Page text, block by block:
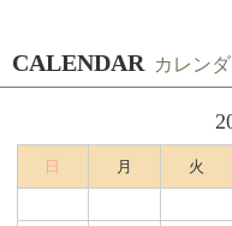
CALENDAR カレン
日 月 火